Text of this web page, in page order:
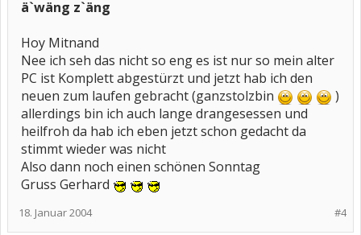
ä`wäng z`äng
Hoy Mitnand
Nee ich seh das nicht so eng es ist nur so mein alter
PC ist Komplett abgestürzt und jetzt hab ich den
neuen zum laufen gebracht (ganzstolzbin
)
allerdings bin ich auch lange drangesessen und
heilfroh da hab ich eben jetzt schon gedacht da
stimmt wieder was nicht
Also dann noch einen schönen Sonntag
Gruss Gerhard
#4
18. Januar 2004